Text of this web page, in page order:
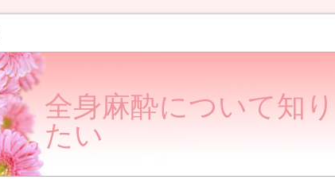
全身麻酔について知り
たい